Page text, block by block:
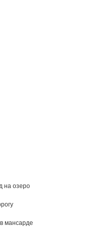
на озеро
мансарде